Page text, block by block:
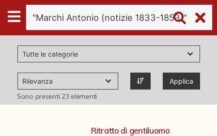
Digital
Humanities
Donazioni
Pubblicazioni Applica
Sono presenti23 elementi
Ritratto di gentiluomo